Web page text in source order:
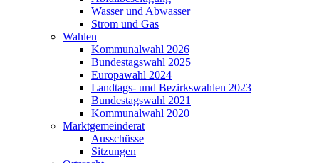
Wasser und Abwasser
Strom und Gas
Wahlen
Kommunalwahl 2026
Bundestagswahl 2025
Europawahl 2024
Landtags- und Bezirkswahlen 2023
Bundestagswahl 2021
Kommunalwahl 2020
Marktgemeinderat
Ausschüsse
Sitzungen